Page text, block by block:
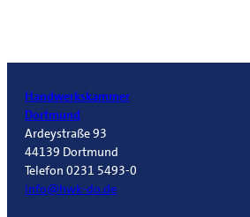
Handwerkskammer
Dortmund
Ardeystraße 93
44139 Dortmund
Telefon 0231 5493-0
info@hwk-do.de